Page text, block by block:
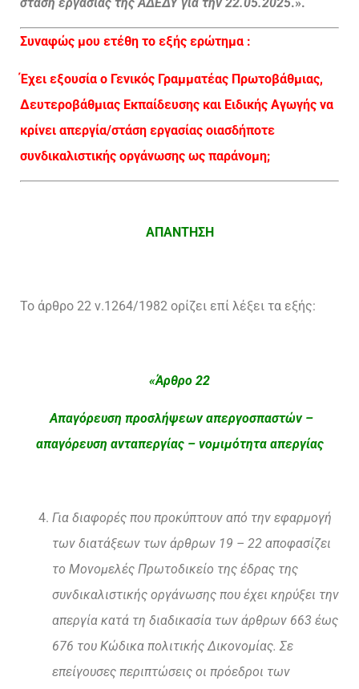
Συναφώς μου ετέθη το εξής ερώτημα :
Έχει εξουσία ο Γενικός Γραμματέας Πρωτοβάθμιας,
Δευτεροβάθμιας Εκπαίδευσης και Ειδικής Αγωγής να
κρίνει απεργία/στάση εργασίας οιασδήποτε
συνδικαλιστικής οργάνωσης ως παράνομη;
ΑΠΑΝΤΗΣΗ
Το άρθρο 22 ν.1264/1982 ορίζει επί λέξει τα εξής:
«Άρθρο 22
Απαγόρευση προσλήψεων απεργοσπαστών –
απαγόρευση ανταπεργίας – νομιμότητα απεργίας
Για διαφορές που προκύπτουν από την εφαρμογή
των διατάξεων των άρθρων 19 – 22 αποφασίζει
το Μονομελές Πρωτοδικείο της έδρας της
συνδικαλιστικής οργάνωσης που έχει κηρύξει την
απεργία κατά τη διαδικασία των άρθρων 663 έως
676 του Κώδικα πολιτικής Δικονομίας. Σε
επείγουσες περιπτώσεις οι πρόεδροι των